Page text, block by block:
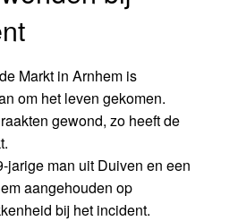
Markt in Arnhem is
om het leven gekomen.
gewond, zo heeft de
jarige man uit Duiven en een
aangehouden op
bij het incident.